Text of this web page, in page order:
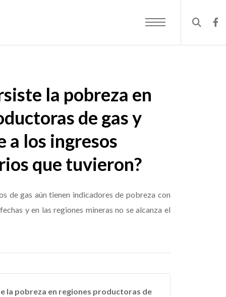
la pobreza en
de gas y
a los ingresos
que tuvieron?
de gas aún tienen indicadores de pobreza con
y en las regiones mineras no se alcanza el
la pobreza en regiones productoras de